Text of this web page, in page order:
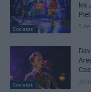
Societat
les
5
Societat 29